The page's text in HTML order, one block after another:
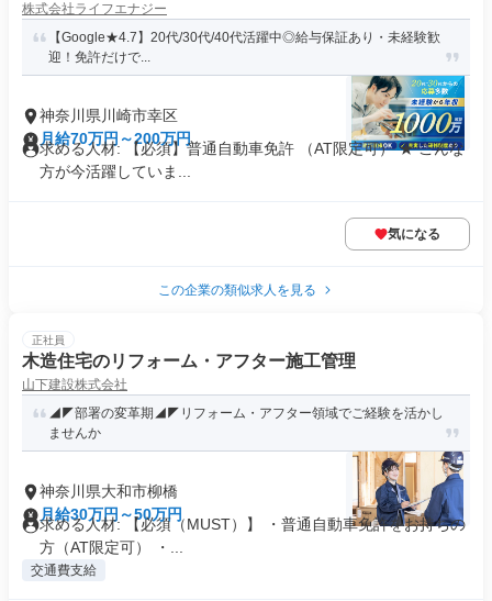
株式会社ライフエナジー
【Google★4.7】20代/30代/40代活躍中◎給与保証あり・未経験歓
迎！免許だけで...
神奈川県川崎市幸区
月給70万円～200万円
求める人材: 【必須】普通自動車免許 （AT限定可） ★ こんな
方が今活躍していま...
気になる
この企業の類似求人を見る
正社員
木造住宅のリフォーム・アフター施工管理
山下建設株式会社
◢◤部署の変革期◢◤リフォーム・アフター領域でご経験を活かし
ませんか
神奈川県大和市柳橋
月給30万円～50万円
求める人材: 【必須（MUST）】 ・普通自動車免許をお持ちの
方（AT限定可） ・...
交通費支給